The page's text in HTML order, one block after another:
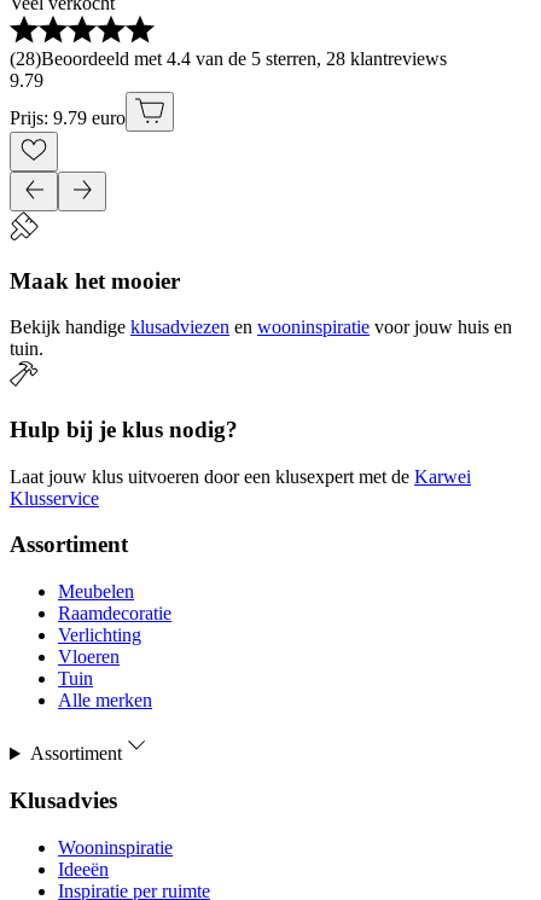
(28)Beoordeeld met 4.4 van de 5 sterren, 28 klantreviews
9.79
Prijs: 9.79 euro
Maak het mooier
Bekijk handige klusadviezen en wooninspiratie voor jouw huis en
tuin.
Hulp bij je klus nodig?
Laat jouw klus uitvoeren door een klusexpert met de Karwei
Klusservice
Assortiment
Meubelen
Raamdecoratie
Verlichting
Vloeren
Tuin
Alle merken
Assortiment
Klusadvies
Wooninspiratie
Ideeën
Inspiratie per ruimte